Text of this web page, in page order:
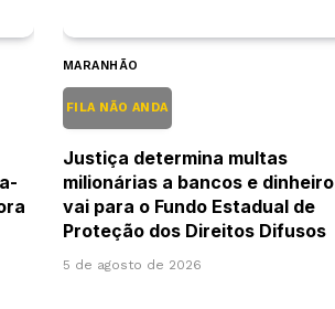
MARANHÃO
FILA NÃO ANDA
Justiça determina multas
milionárias a bancos e dinheiro
vai para o Fundo Estadual de
Proteção dos Direitos Difusos
5 de agosto de 2026